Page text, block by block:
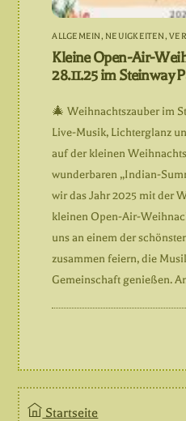
ALLGEMEIN, NEUIGKEITEN,
Kleine Open-Air-
28.11.25 im Steinway
🎄 Weihnachtszauber im
Live-Musik, Lichterglanz
auf der kleinen
wunderbaren „Indian-
wir das Jahr 2025 mit der
kleinen Open-Air-
uns an einem der
zusammen feiern, die
Gemeinschaft genießen.
Startseite